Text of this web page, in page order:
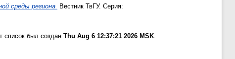
среды региона. Вестник ТвГУ. Серия:
список был создан Thu Aug 6 12:37:21 2026 MSK